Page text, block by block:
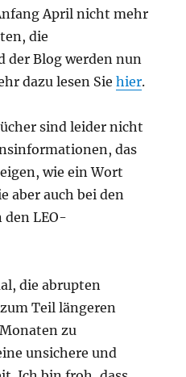
April nicht mehr
die
der Blog werden nun
dazu lesen Siehier.
sind leider nicht
das
wie ein Wort
aber auch bei den
den LEO-
die abrupten
Teil längeren
zu
unsichere und